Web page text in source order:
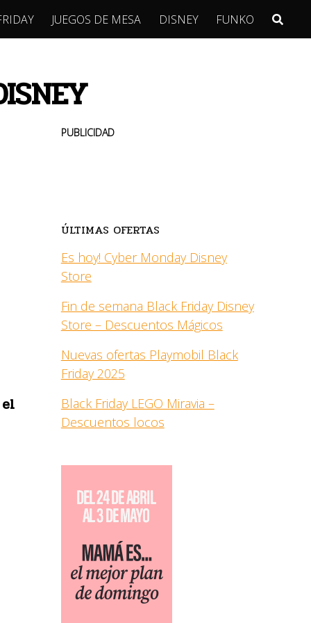
JUEGOS DE MESA DISNEY FUNKO
PUBLICIDAD
ÚLTIMAS OFERTAS
Es hoy! Cyber Monday Disney
Store
Fin de semana Black Friday Disney
Store – Descuentos Mágicos
Nuevas ofertas Playmobil Black
Friday 2025
Black Friday LEGO Miravia –
Descuentos locos